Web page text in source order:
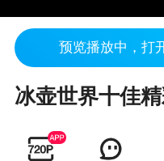
预览播放中，打
冰壶世界十佳